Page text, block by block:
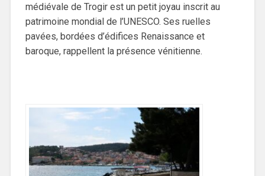
médiévale de Trogir est un petit joyau inscrit au
patrimoine mondial de l’UNESCO. Ses ruelles
pavées, bordées d’édifices Renaissance et
baroque, rappellent la présence vénitienne.